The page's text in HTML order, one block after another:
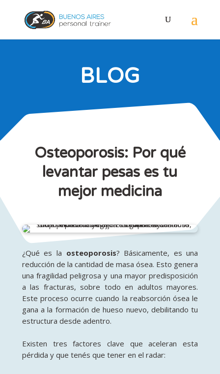
BLOG
Osteoporosis: Por qué
levantar pesas es tu
mejor medicina
¿Qué es la osteoporosis? Básicamente, es una
reducción de la cantidad de masa ósea. Esto genera
una fragilidad peligrosa y una mayor predisposición
a las fracturas, sobre todo en adultos mayores.
Este proceso ocurre cuando la reabsorción ósea le
gana a la formación de hueso nuevo, debilitando tu
estructura desde adentro.
Existen tres factores clave que aceleran esta
pérdida y que tenés que tener en el radar: